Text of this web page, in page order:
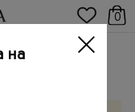
0
на